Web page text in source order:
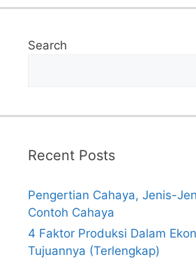
Search
Recent Posts
Pengertian Cahaya, Jenis-
Contoh Cahaya
4 Faktor Produksi Dalam
Tujuannya (Terlengkap)